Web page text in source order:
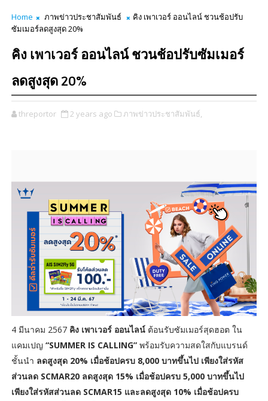
Home ภาพข่าวประชาสัมพันธ์
คิง เพาเวอร์ ออนไลน์ ชวนช้อปรับ
ซัมเมอร์ลดสูงสุด 20%
คิง เพาเวอร์ ออนไลน์ ชวนช้อปรับซัมเมอร์
ลดสูงสุด 20%
threportor 2 years ago ภาพข่าวประชาสัมพันธ์,
4 มีนาคม 2567 คิง เพาเวอร์ ออนไลน์ ต้อนรับซัมเมอร์สุดฮอต ใน
แคมเปญ “SUMMER IS CALLING” พร้อมรับความสดใสกับแบรนด์
ชั้นนำ ลดสูงสุด 20% เมื่อช้อปครบ 8,000 บาทขึ้นไป เพียงใส่รหัส
ส่วนลด SCMAR20 ลดสูงสุด 15% เมื่อช้อปครบ 5,000 บาทขึ้นไป
เพียงใส่รหัสส่วนลด SCMAR15 และลดสูงสุด 10% เมื่อช้อปครบ